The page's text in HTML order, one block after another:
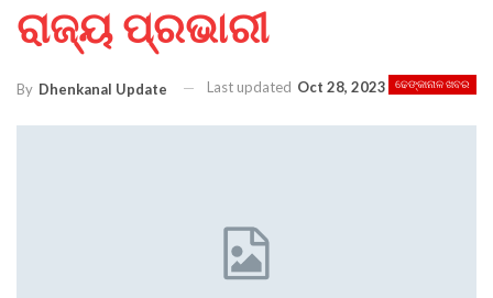
ରାଜ୍ୟ ପ୍ରଭାରୀ
ଢେଙ୍କାନାଳ ଖବର
By Dhenkanal Update Last updated Oct 28, 2023